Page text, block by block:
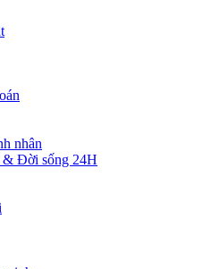
nhân
& Đời sống 24H